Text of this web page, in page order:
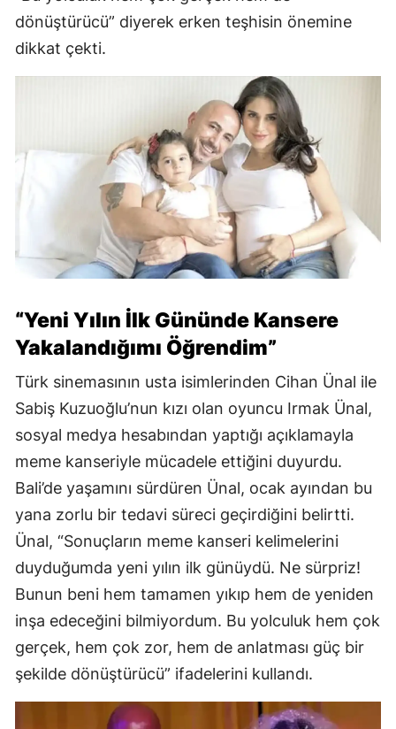
dönüştürücü” diyerek erken teşhisin önemine
dikkat çekti.
“Yeni Yılın İlk Gününde Kansere
Yakalandığımı Öğrendim”
Türk sinemasının usta isimlerinden Cihan Ünal ile
Sabiş Kuzuoğlu’nun kızı olan oyuncu Irmak Ünal,
sosyal medya hesabından yaptığı açıklamayla
meme kanseriyle mücadele ettiğini duyurdu.
Bali’de yaşamını sürdüren Ünal, ocak ayından bu
yana zorlu bir tedavi süreci geçirdiğini belirtti.
Ünal, “Sonuçların meme kanseri kelimelerini
duyduğumda yeni yılın ilk günüydü. Ne sürpriz!
Bunun beni hem tamamen yıkıp hem de yeniden
inşa edeceğini bilmiyordum. Bu yolculuk hem çok
gerçek, hem çok zor, hem de anlatması güç bir
şekilde dönüştürücü” ifadelerini kullandı.